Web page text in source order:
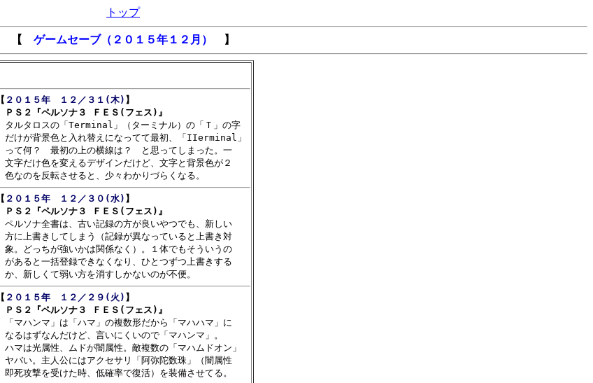
トップ
【 ゲームセーブ（２０１５年１２月） 】
【 ２０１５年　１２／３１(木) 】
ＰＳ２『ペルソナ３ ＦＥＳ(フェス)』
タルタロスの「Terminal」（ターミナル）の「Ｔ」の字
だけが背景色と入れ替えになってて最初、「IIerminal」
って何？　最初の上の横線は？　と思ってしまった。一
文字だけ色を変えるデザインだけど、文字と背景色が２
【 ２０１５年　１２／３０(水) 】
ＰＳ２『ペルソナ３ ＦＥＳ(フェス)』
ペルソナ全書は、古い記録の方が良いやつでも、新しい
方に上書きしてしまう（記録が異なっていると上書き対
象。どっちが強いかは関係なく）。１体でもそういうの
があると一括登録できなくなり、ひとつずつ上書きする
【 ２０１５年　１２／２９(火) 】
ＰＳ２『ペルソナ３ ＦＥＳ(フェス)』
「マハンマ」は「ハマ」の複数形だから「マハハマ」に
なるはずなんだけど、言いにくいので「マハンマ」。
ハマは光属性、ムドが闇属性。敵複数の「マハムドオン」
ヤバい。主人公にはアクセサリ「阿弥陀数珠」（闇属性